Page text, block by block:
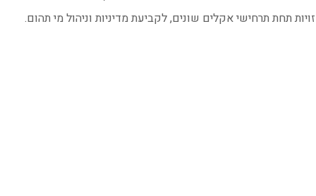
תחת תרחישי אקלים שונים, לקביעת מדיניות וניהול מי תהום.